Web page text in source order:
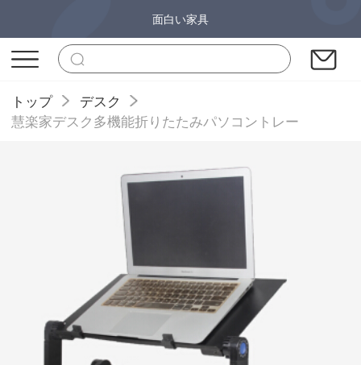
面白い家具
トップ
デスク
慧楽家デスク多機能折りたたみパソコントレー